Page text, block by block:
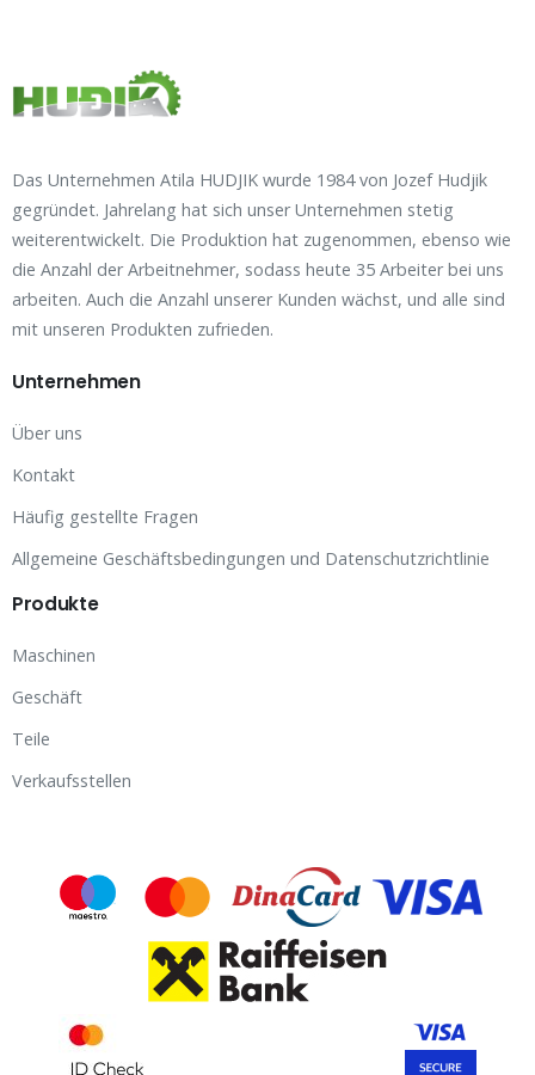
Das Unternehmen Atila HUDJIK wurde 1984 von Jozef Hudjik
gegründet. Jahrelang hat sich unser Unternehmen stetig
weiterentwickelt. Die Produktion hat zugenommen, ebenso wie
die Anzahl der Arbeitnehmer, sodass heute 35 Arbeiter bei uns
arbeiten. Auch die Anzahl unserer Kunden wächst, und alle sind
mit unseren Produkten zufrieden.
Unternehmen
Über uns
Kontakt
Häufig gestellte Fragen
Allgemeine Geschäftsbedingungen und Datenschutzrichtlinie
Produkte
Maschinen
Geschäft
Teile
Verkaufsstellen